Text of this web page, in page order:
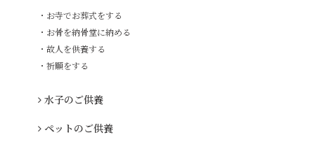
・お寺でお葬式をする
・お骨を納骨堂に納める
・故人を供養する
・祈願をする
水子のご供養
ペットのご供養